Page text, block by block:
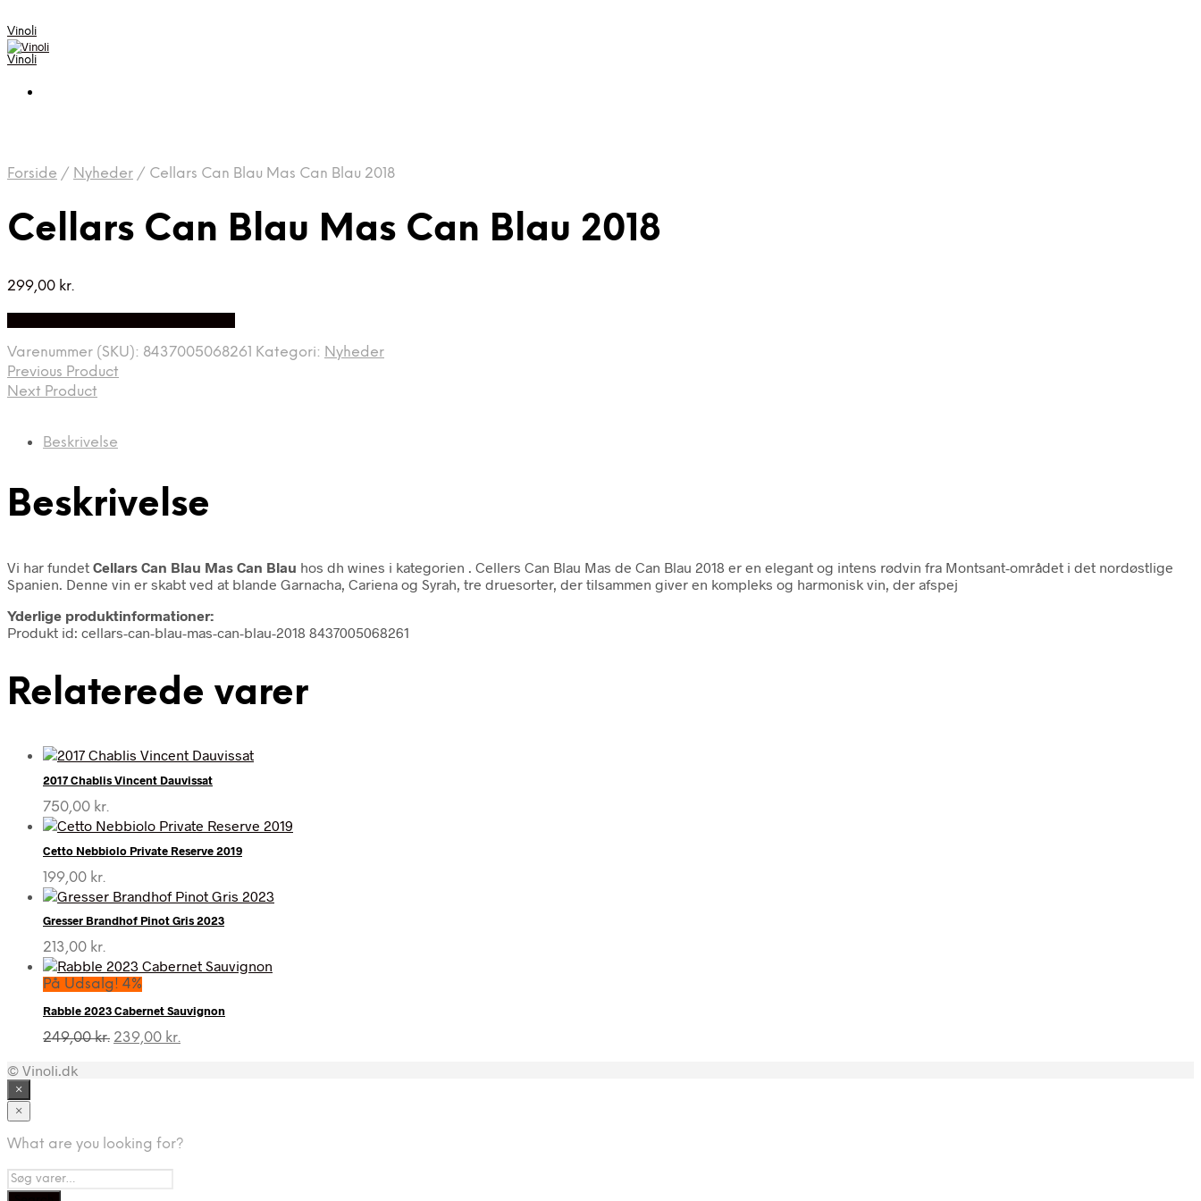
Vinoli
Vinoli
Forside / Nyheder / Cellars Can Blau Mas Can Blau 2018
Cellars Can Blau Mas Can Blau 2018
299,00 kr.
Varenummer (SKU): 8437005068261 Kategori: Nyheder
Previous Product
Next Product
Beskrivelse
Beskrivelse
Vi har fundet Cellars Can Blau Mas Can Blau hos dh wines i kategorien
. Cellers Can Blau Mas de Can Blau 2018 er en elegant og intens rødvin fra Montsant-området i det nordøstlige
Spanien. Denne vin er skabt ved at blande Garnacha, Cariena og Syrah, tre druesorter, der tilsammen giver en kompleks og harmonisk vin, der afspej
Yderlige produktinformationer:
Produkt id: cellars-can-blau-mas-can-blau-2018 8437005068261
Relaterede varer
2017 Chablis Vincent Dauvissat
750,00 kr.
Cetto Nebbiolo Private Reserve 2019
199,00 kr.
Gresser Brandhof Pinot Gris 2023
213,00 kr.
På Udsalg! 4%
Rabble 2023 Cabernet Sauvignon
249,00kr. Den
239,00 kr.
© Vinoli.dk
×
×
What are you looking for?